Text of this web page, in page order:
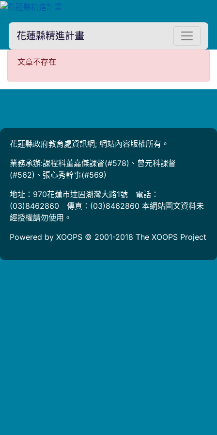
花蓮縣精進計畫
文章不存在
文章不存在
花蓮縣政府教育處資訊網; 網站內容版權所有。
業務承辦:課程科董嘉傑課督(#578)、曾元科課督
(#562)、張心秀幹事(#569)
地址：970花蓮市達固湖灣大路1號 電話：
(03)8462860 傳真：(03)8462860 本網站圖文資料未
經授權請勿使用。
Powered by XOOPS © 2001-2018 The XOOPS Project